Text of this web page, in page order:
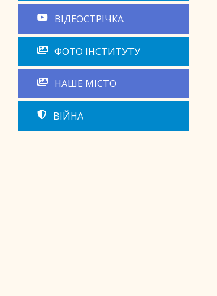
ВІДЕОСТРІЧКА
ФОТО ІНСТИТУТУ
НАШЕ МІСТО
ВІЙНА